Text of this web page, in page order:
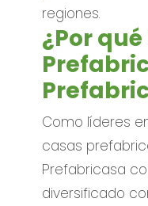
regiones.
¿Por
Como líderes
casas
Prefabricasa
diversificado